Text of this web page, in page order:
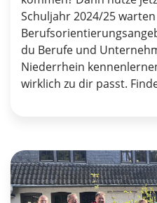
Schuljahr 2024/25
du Berufe und
Niederrhein
wirklich zu dir passt.